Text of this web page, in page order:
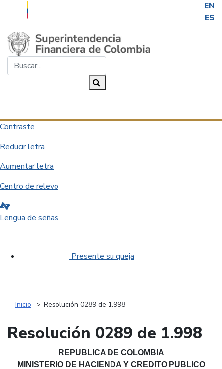
EN
ES
Saltar al contenido principal
Contraste
Reducir letra
Aumentar letra
Centro de relevo
Lengua de señas
Presente su queja
Inicio Resolución 0289 de 1.998
Resolución 0289 de 1.998
REPUBLICA DE COLOMBIA
MINISTERIO DE HACIENDA Y CREDITO PUBLICO